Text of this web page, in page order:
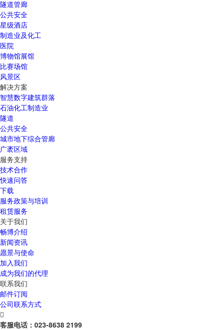
隧道管廊
公共安全
星级酒店
制造业及化工
医院
博物馆展馆
比赛场馆
风景区
解决方案
智慧数字建筑群落
石油化工制造业
隧道
公共安全
城市地下综合管廊
广袤区域
服务支持
技术合作
快速问答
下载
服务政策与培训
租赁服务
关于我们
畅博介绍
新闻资讯
愿景与使命
加入我们
成为我们的代理
联系我们
邮件订阅
公司联系方式

客服电话： 023-8638 2199